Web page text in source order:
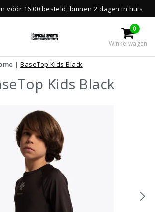
vóór 16:00 besteld, binnen 2 dagen in huis
0
Winkelwagen
|BaseTop Kids Black
Kids Black